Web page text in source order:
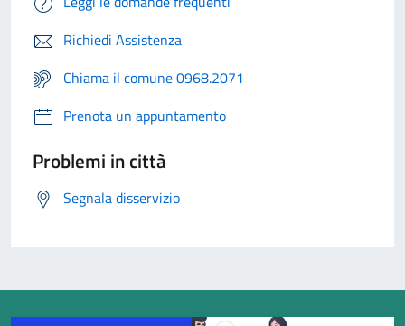
Richiedi Assistenza
Chiama il comune 0968.2071
Prenota un appuntamento
Problemi in città
Segnala disservizio